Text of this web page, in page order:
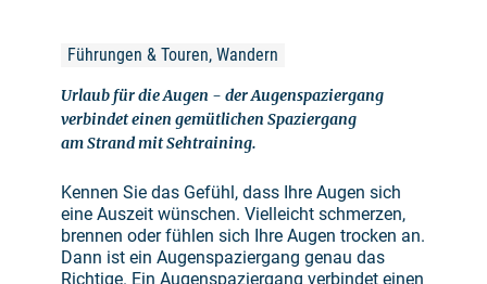
Führungen & Touren, Wandern
Urlaub für die Augen - der Augenspaziergang
verbindet einen gemütlichen Spaziergang
am Strand mit Sehtraining.
Kennen Sie das Gefühl, dass Ihre Augen sich
eine Auszeit wünschen. Vielleicht schmerzen,
brennen oder fühlen sich Ihre Augen trocken an.
Dann ist ein Augenspaziergang genau das
Richtige. Ein Augenspaziergang verbindet einen